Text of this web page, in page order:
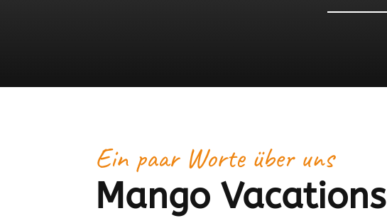
Ein paar Worte über uns
Mango Vacations